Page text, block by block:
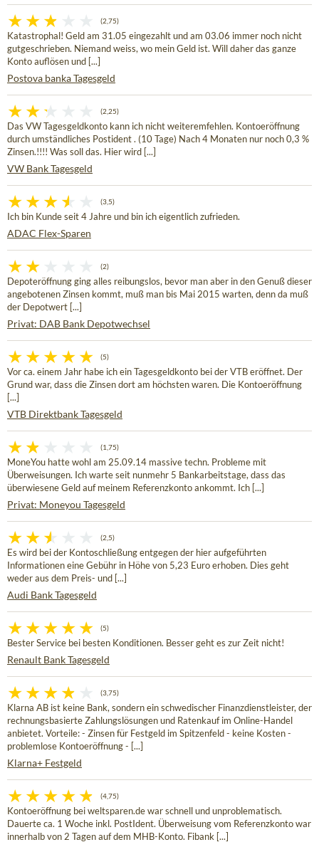
(2,75)
Katastrophal! Geld am 31.05 eingezahlt und am 03.06 immer noch nicht
gutgeschrieben. Niemand weiss, wo mein Geld ist. Will daher das ganze
Konto auflösen und [...]
Postova banka Tagesgeld
(2,25)
Das VW Tagesgeldkonto kann ich nicht weiteremfehlen. Kontoeröffnung
durch umständliches Postident . (10 Tage) Nach 4 Monaten nur noch 0,3 %
Zinsen.!!!! Was soll das. Hier wird [...]
VW Bank Tagesgeld
(3,5)
Ich bin Kunde seit 4 Jahre und bin ich eigentlich zufrieden.
ADAC Flex-Sparen
(2)
Depoteröffnung ging alles reibungslos, bevor man aber in den Genuß dieser
angebotenen Zinsen kommt, muß man bis Mai 2015 warten, denn da muß
der Depotwert [...]
Privat: DAB Bank Depotwechsel
(5)
Vor ca. einem Jahr habe ich ein Tagesgeldkonto bei der VTB eröffnet. Der
Grund war, dass die Zinsen dort am höchsten waren. Die Kontoeröffnung
[...]
VTB Direktbank Tagesgeld
(1,75)
MoneYou hatte wohl am 25.09.14 massive techn. Probleme mit
Überweisungen. Ich warte seit nunmehr 5 Bankarbeitstage, dass das
überwiesene Geld auf meinem Referenzkonto ankommt. Ich [...]
Privat: Moneyou Tagesgeld
(2,5)
Es wird bei der Kontoschließung entgegen der hier aufgeführten
Informationen eine Gebühr in Höhe von 5,23 Euro erhoben. Dies geht
weder aus dem Preis- und [...]
Audi Bank Tagesgeld
(5)
Bester Service bei besten Konditionen. Besser geht es zur Zeit nicht!
Renault Bank Tagesgeld
(3,75)
Klarna AB ist keine Bank, sondern ein schwedischer Finanzdienstleister, der
rechnungsbasierte Zahlungslösungen und Ratenkauf im Online-Handel
anbietet. Vorteile: - Zinsen für Festgeld im Spitzenfeld - keine Kosten -
problemlose Kontoeröffnung - [...]
Klarna+ Festgeld
(4,75)
Kontoeröffnung bei weltsparen.de war schnell und unproblematisch.
Dauerte ca. 1 Woche inkl. PostIdent. Überweisung vom Referenzkonto war
innerhalb von 2 Tagen auf dem MHB-Konto. Fibank [...]